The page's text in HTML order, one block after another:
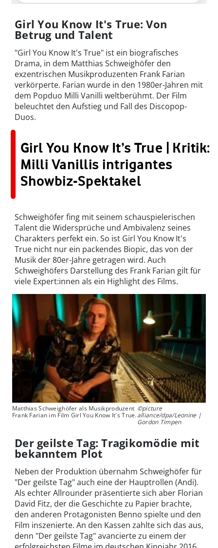
Girl You Know It's True: Von
Betrug und Talent
"Girl You Know It's True" ist ein biografisches
Drama, in dem Matthias Schweighöfer den
exzentrischen Musikproduzenten Frank Farian
verkörperte. Farian wurde in den 1980er-Jahren mit
dem Popduo Milli Vanilli weltberühmt. Der Film
beleuchtet den Aufstieg und Fall des Discopop-
Duos.
Girl You Know It’s True | Kritik:
Milli Vanillis intrigantes
Showbiz-Spektakel
Schweighöfer fing mit seinem schauspielerischen
Talent die Widersprüche und Ambivalenz seines
Charakters perfekt ein. So ist Girl You Know It's
True nicht nur ein packendes Biopic, das von der
Musik der 80er-Jahre getragen wird. Auch
Schweighöfers Darstellung des Frank Farian gilt für
viele Expert:innen als ein Highlight des Films.
Matthias Schweighöfer als Musikproduzent
Frank Farian im Film Girl You Know It's True.
©picture
alliance/dpa/Leonine |
Gordon Timpen
Der geilste Tag: Tragikomödie mit
bekanntem Plot
Neben der Produktion übernahm Schweighöfer für
"Der geilste Tag" auch eine der Hauptrollen (Andi).
Als echter Allrounder präsentierte sich aber Florian
David Fitz, der die Geschichte zu Papier brachte,
den anderen Protagonisten Benno spielte und den
Film inszenierte. An den Kassen zahlte sich das aus,
denn "Der geilste Tag" avancierte zu einem der